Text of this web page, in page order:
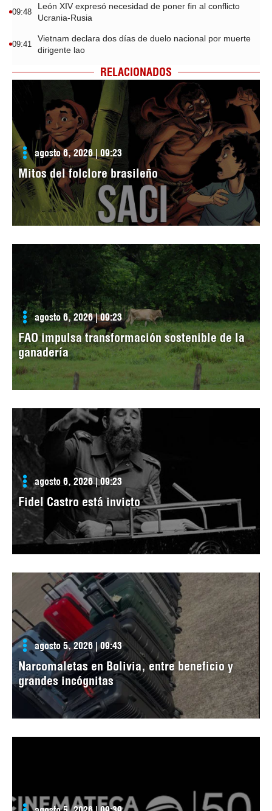
09:48
León XIV expresó necesidad de poner fin al conflicto
Ucrania-Rusia
09:41
Vietnam declara dos días de duelo nacional por muerte
dirigente lao
RELACIONADOS
agosto 6, 2026 | 09:23
Mitos del folclore brasileño
agosto 6, 2026 | 09:23
FAO impulsa transformación sostenible de la
ganadería
agosto 6, 2026 | 09:23
Fidel Castro está invicto
agosto 5, 2026 | 09:43
Narcomaletas en Bolivia, entre beneficio y
grandes incógnitas